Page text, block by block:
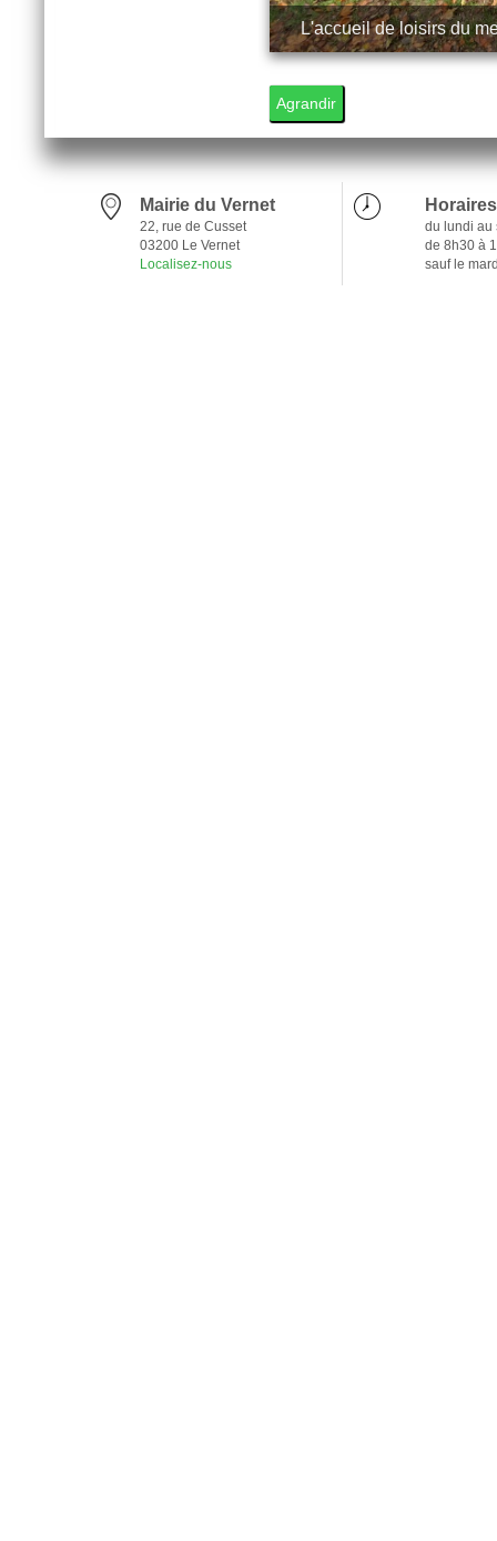
L'accueil de loisirs du
Agrandir
Mairie du Vernet
22, rue de Cusset
03200 Le Vernet
Localisez-nous
du lundi au
de 8h30 à
sauf le